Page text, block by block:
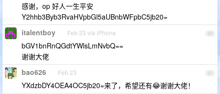
感谢，op 好人一生平安
Y2hhb3Byb3RvaHVpbGl5aUBnbWFpbC5jb20=
90
italentboy Feb 23 via iPhone
bGV1bnRnQGdtYWlsLmNvbQ==
谢谢大佬
91
bao626 Feb 23
YXdzbDY4OEA4OC5jb20=来了，希望还有😂谢谢大佬！